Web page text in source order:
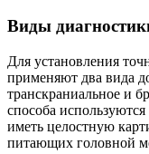
Виды
Для установления
применяют два вида
транскраниальное и
способа
иметь целостную
питающих головной